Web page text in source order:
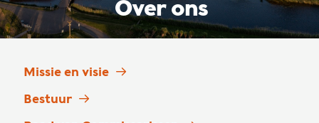
Tickets Over ons
Missie en visie
Bestuur